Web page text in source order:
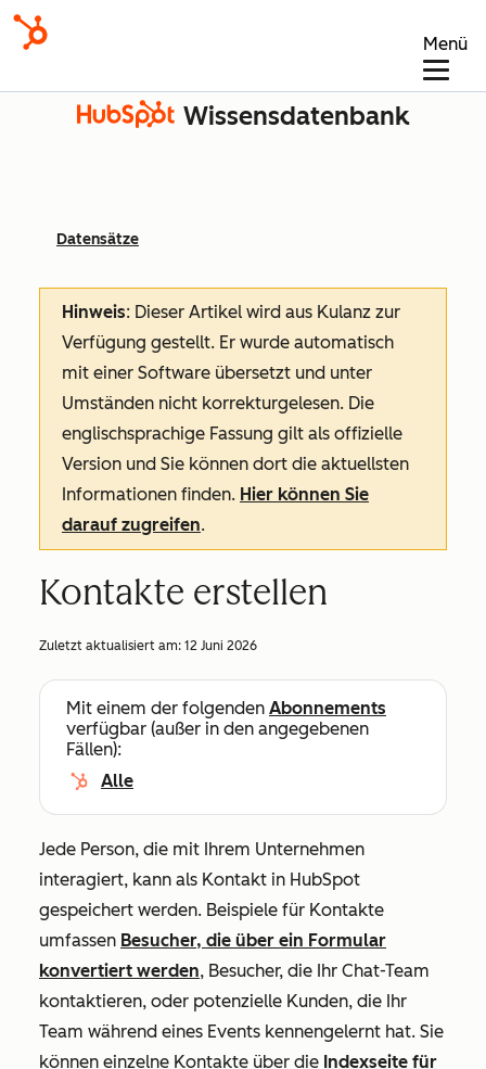
Menü
Wissensdatenbank
Datensätze
Hinweis: Dieser Artikel wird aus Kulanz zur
Verfügung gestellt. Er wurde automatisch
mit einer Software übersetzt und unter
Umständen nicht korrekturgelesen. Die
englischsprachige Fassung gilt als offizielle
Version und Sie können dort die aktuellsten
Informationen finden. Hier können Sie
darauf zugreifen.
Kontakte erstellen
Zuletzt aktualisiert am: 12 Juni 2026
Mit einem der folgenden Abonnements
verfügbar (außer in den angegebenen
Fällen):
Alle
Jede Person, die mit Ihrem Unternehmen
interagiert, kann als Kontakt in HubSpot
gespeichert werden. Beispiele für Kontakte
umfassen Besucher, die über ein Formular
konvertiert werden, Besucher, die Ihr Chat-Team
kontaktieren, oder potenzielle Kunden, die Ihr
Team während eines Events kennengelernt hat. Sie
können einzelne Kontakte über die Indexseite für